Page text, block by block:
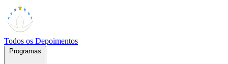
Todos os Depoimentos